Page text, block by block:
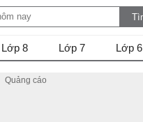
Lớp 8 Lớp 7 Lớp 6